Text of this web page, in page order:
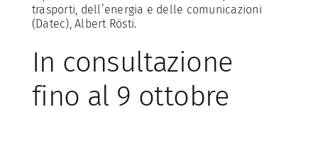
trasporti, dell’energia e delle comunicazioni
(Datec), Albert Rösti.
In consultazione
fino al 9 ottobre